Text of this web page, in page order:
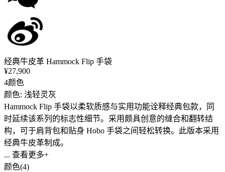
经典牛皮革 Hammock Flip 手袋
¥27,900
4颜色
颜色: 浅轻灵灰
Hammock Flip 手袋以柔软质感与实用功能诠释经典包款，同
时延续该系列的标志性细节。采用颇具创意的缝合和翻转结
构，可于肩背包和贴身 Hobo 手袋之间轻松转换。此版本采用
经典牛皮革制成。
... 查看更多+
颜色(4)